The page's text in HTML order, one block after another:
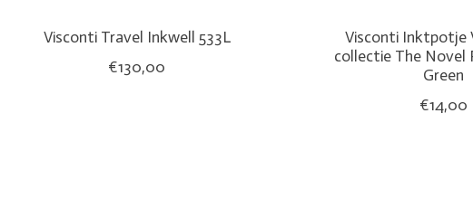
Visconti Travel Inkwell 533L
€130,00
Visconti Inktpotje
collectie The Novel
Green
€14,00